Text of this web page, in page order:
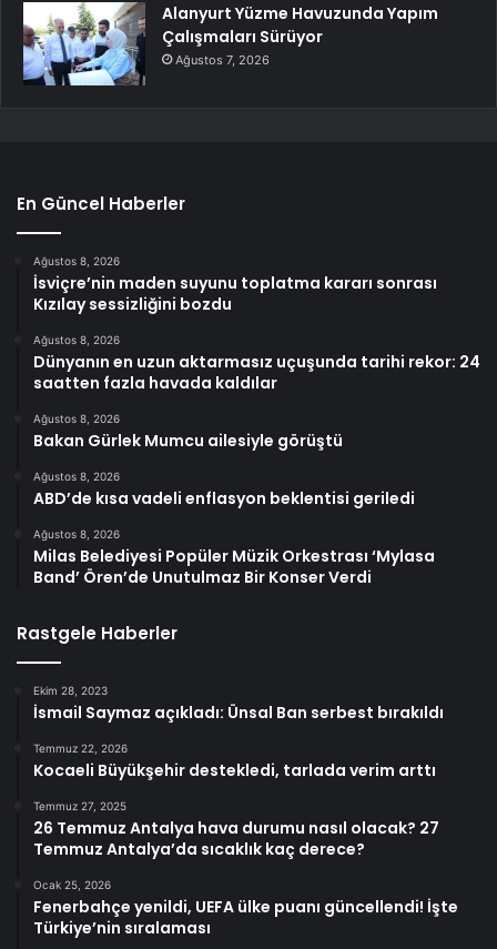
Alanyurt Yüzme Havuzunda Yapım
Çalışmaları Sürüyor
Ağustos 7, 2026
En Güncel Haberler
Ağustos 8, 2026
İsviçre’nin maden suyunu toplatma kararı sonrası
Kızılay sessizliğini bozdu
Ağustos 8, 2026
Dünyanın en uzun aktarmasız uçuşunda tarihi rekor: 24
saatten fazla havada kaldılar
Ağustos 8, 2026
Bakan Gürlek Mumcu ailesiyle görüştü
Ağustos 8, 2026
ABD’de kısa vadeli enflasyon beklentisi geriledi
Ağustos 8, 2026
Milas Belediyesi Popüler Müzik Orkestrası ‘Mylasa
Band’ Ören’de Unutulmaz Bir Konser Verdi
Rastgele Haberler
Ekim 28, 2023
İsmail Saymaz açıkladı: Ünsal Ban serbest bırakıldı
Temmuz 22, 2026
Kocaeli Büyükşehir destekledi, tarlada verim arttı
Temmuz 27, 2025
26 Temmuz Antalya hava durumu nasıl olacak? 27
Temmuz Antalya’da sıcaklık kaç derece?
Ocak 25, 2026
Fenerbahçe yenildi, UEFA ülke puanı güncellendi! İşte
Türkiye’nin sıralaması